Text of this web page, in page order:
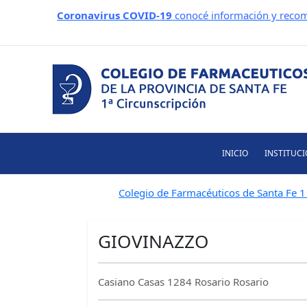
Coronavirus COVID-19 conocé información y
INICIO
Colegio de Farmacéuticos de Santa Fe
GIOVINAZZO
Casiano Casas 1284 Rosario Rosario